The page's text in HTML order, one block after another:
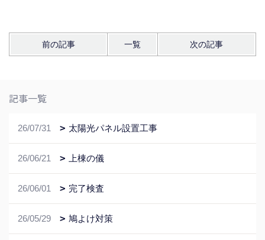
前の記事 一覧 次の記事
記事一覧
26/07/31 太陽光パネル設置工事
26/06/21 上棟の儀
26/06/01 完了検査
26/05/29 鳩よけ対策